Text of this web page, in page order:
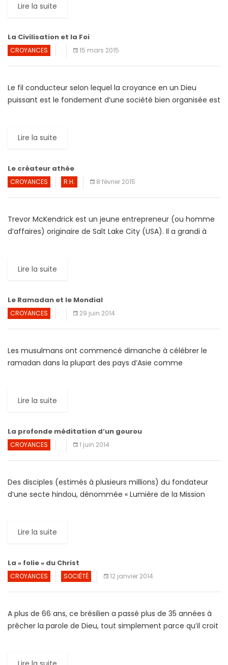
Lire la suite
La Civilisation et la Foi
CROYANCES 15 mars 2015
Le fil conducteur selon lequel la croyance en un Dieu
puissant est le fondement d’une société bien organisée est
Lire la suite
Le créateur athée
CROYANCES R.H. 8 février 2015
Trevor McKendrick est un jeune entrepreneur (ou homme
d’affaires) originaire de Salt Lake City (USA). Il a grandi à
Lire la suite
Le Ramadan et le Mondial
CROYANCES 29 juin 2014
Les musulmans ont commencé dimanche à célébrer le
ramadan dans la plupart des pays d’Asie comme
Lire la suite
La profonde méditation d’un gourou
CROYANCES 1 juin 2014
Des disciples (estimés à plusieurs millions) du fondateur
d’une secte hindou, dénommée « Lumière de la Mission
Lire la suite
La « folie » du Christ
CROYANCES SOCIÉTÉ 12 janvier 2014
A plus de 66 ans, ce brésilien a passé plus de 35 années à
prêcher la parole de Dieu, tout simplement parce qu’il croit